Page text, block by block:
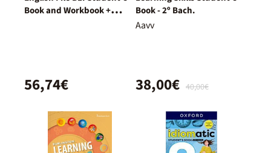
Book and Workbook +
56,74€
Book - 2º Bach.
Aavv
40,00€
38,00€